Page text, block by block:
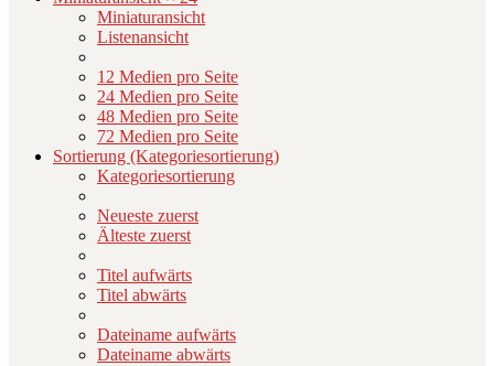
Miniaturansicht
Listenansicht
12 Medien pro Seite
24 Medien pro Seite
48 Medien pro Seite
72 Medien pro Seite
Sortierung (Kategoriesortierung)
Kategoriesortierung
Neueste zuerst
Älteste zuerst
Titel aufwärts
Titel abwärts
Dateiname aufwärts
Dateiname abwärts